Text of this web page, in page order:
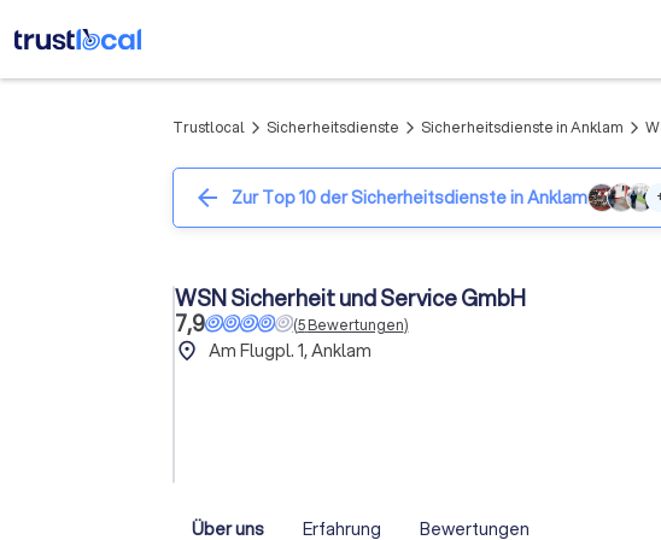
Trustlocal arrow_forward_ios Sicherheitsdienste arrow_forward_ios Sicherheitsdienste in Anklam arrow_forward_ios
arrow_back Zur Top 10 der Sicherheitsdienste in Anklam
WSN Sicherheit und Service GmbH
7,9
(5Bewertungen)
place Am Flugpl. 1, Anklam
Über uns Erfahrung Bewertungen